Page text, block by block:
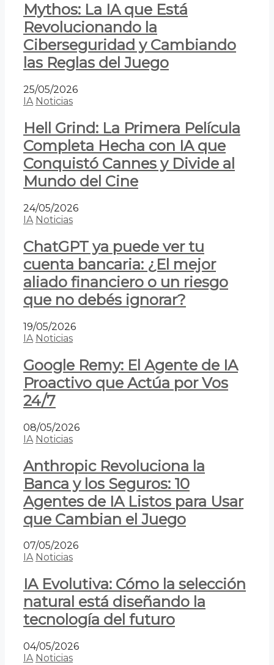
Mythos: La IA que Está
Revolucionando la
Ciberseguridad y Cambiando
las Reglas del Juego
25/05/2026
IA Noticias
Hell Grind: La Primera Película
Completa Hecha con IA que
Conquistó Cannes y Divide al
Mundo del Cine
24/05/2026
IA Noticias
ChatGPT ya puede ver tu
cuenta bancaria: ¿El mejor
aliado financiero o un riesgo
que no debés ignorar?
19/05/2026
IA Noticias
Google Remy: El Agente de IA
Proactivo que Actúa por Vos
24/7
08/05/2026
IA Noticias
Anthropic Revoluciona la
Banca y los Seguros: 10
Agentes de IA Listos para Usar
que Cambian el Juego
07/05/2026
IA Noticias
IA Evolutiva: Cómo la selección
natural está diseñando la
tecnología del futuro
04/05/2026
IA Noticias